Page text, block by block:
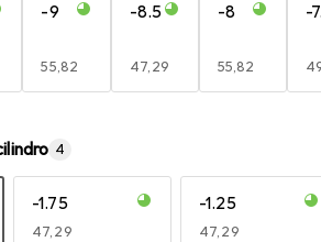
-9
EUR
55,82
-8.5
EUR
47,29
-8
EUR
55,82
-
4
-1.75
EUR
47,29
-1.25
EUR
47,29